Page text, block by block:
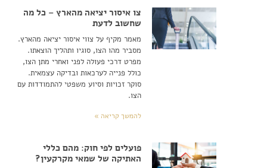
צו איסור יציאה מהארץ – כל מה
שחשוב לדעת
מאמר מקיף על צווי איסור יציאה מהארץ.
מסביר מהו הצו, סוגיו ותהליך הוצאתו.
מפרט דרכי פעולה לפני ואחרי מתן הצו,
כולל פנייה לערכאות ובדיקה עצמאית.
סוקר זכויות וסיוע משפטי להתמודדות עם
הצו.
להמשך קריאה »
פועלים לפי חוק: מהם כללי
האתיקה של שמאי מקרקעין?